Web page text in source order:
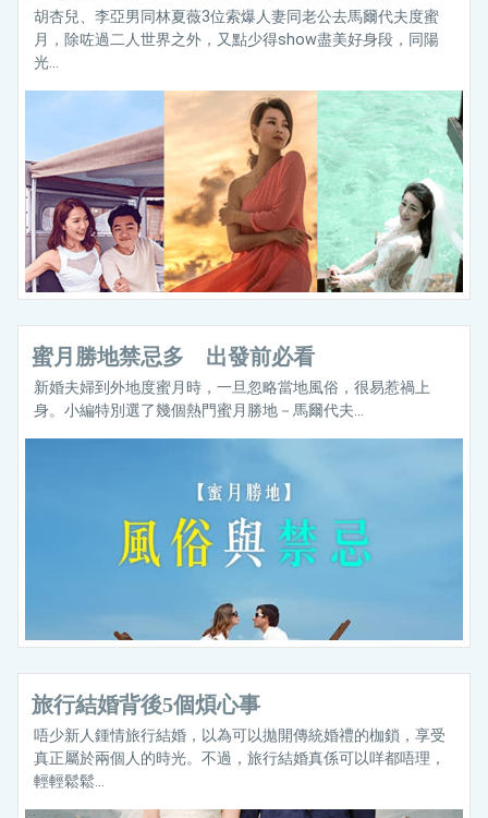
胡杏兒、李亞男同林夏薇3位索爆人妻同老公去馬爾代夫度蜜
月，除咗過二人世界之外，又點少得show盡美好身段，同陽
光...
蜜月勝地禁忌多 出發前必看
新婚夫婦到外地度蜜月時，一旦忽略當地風俗，很易惹禍上
身。小編特別選了幾個熱門蜜月勝地－馬爾代夫...
旅行結婚背後5個煩心事
唔少新人鍾情旅行結婚，以為可以拋開傳統婚禮的枷鎖，享受
真正屬於兩個人的時光。不過，旅行結婚真係可以咩都唔理，
輕輕鬆鬆...